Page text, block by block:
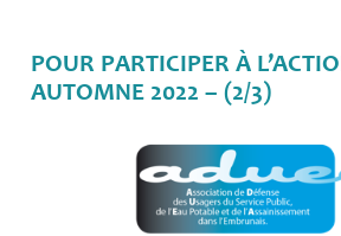
POUR PARTICIPER À
AUTOMNE 2022 – (2/3)